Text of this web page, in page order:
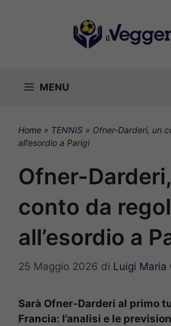
MENU
Home » TENNIS » Ofner-Darderi, un
all’esordio a Parigi
Ofner-
conto da
all’esordio a
25 Maggio 2026 di Luigi Maria
Sarà Ofner-Darderi al primo
Francia: l’analisi e le